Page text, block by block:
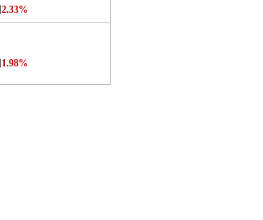
2.33%
1.98%